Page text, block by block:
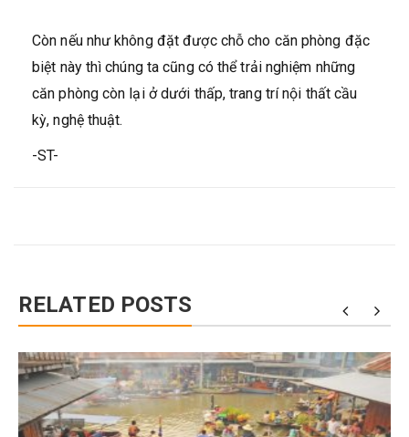
Còn nếu như không đặt được chỗ cho căn phòng đặc
biệt này thì chúng ta cũng có thể trải nghiệm những
căn phòng còn lại ở dưới thấp, trang trí nội thất cầu
kỳ, nghệ thuật.
-ST-
RELATED POSTS